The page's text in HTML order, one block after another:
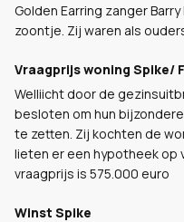
Golden Earring zanger
zoontje. Zij waren als
Vraagprijs woning Spike/
Welliicht door de
besloten om hun
te zetten. Zij kochten de
lieten er een hypotheek op
vraagprijs is 575.000 euro
Winst Spike